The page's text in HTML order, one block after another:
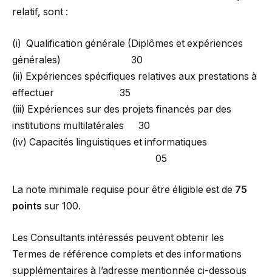
relatif, sont :
(i) Qualification générale (Diplômes et expériences
générales) 30
(ii) Expériences spécifiques relatives aux prestations à
effectuer 35
(iii) Expériences sur des projets financés par des
institutions multilatérales 30
(iv) Capacités linguistiques et informatiques
05
La note minimale requise pour être éligible est de 75
points sur 100.
Les Consultants intéressés peuvent obtenir les
Termes de référence complets et des informations
supplémentaires à l’adresse mentionnée ci-dessous